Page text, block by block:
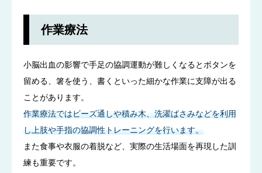
作業療法
小脳出血の影響で手足の協調運動が難しくなるとボタンを
留める、箸を使う、書くといった細かな作業に支障が出る
ことがあります。
作業療法ではビーズ通しや積み木、洗濯ばさみなどを利用
し上肢や手指の協調性トレーニングを行います。
また食事や衣服の着脱など、実際の生活場面を再現した訓
練も重要です。